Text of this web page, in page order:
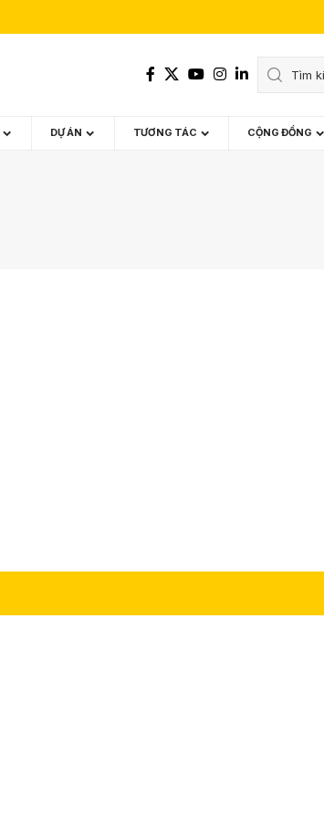
DỰ ÁN TƯƠNG TÁC CỘNG ĐỒNG